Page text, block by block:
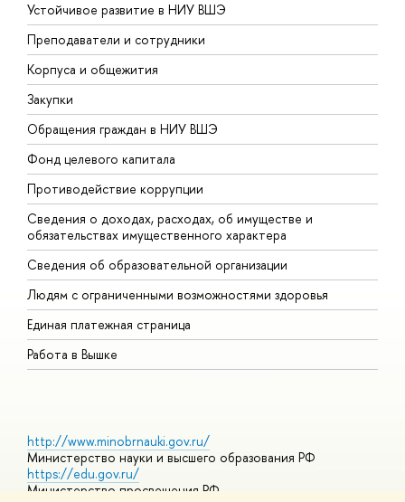
Устойчивое развитие в НИУ ВШЭ
Преподаватели и сотрудники
Корпуса и общежития
Закупки
Обращения граждан в НИУ ВШЭ
Фонд целевого капитала
Противодействие коррупции
Сведения о доходах, расходах, об имуществе и
обязательствах имущественного характера
Сведения об образовательной организации
Людям с ограниченными возможностями здоровья
Единая платежная страница
Работа в Вышке
http://www.minobrnauki.gov.ru/
Министерство науки и высшего образования РФ
https://edu.gov.ru/
Министерство просвещения РФ